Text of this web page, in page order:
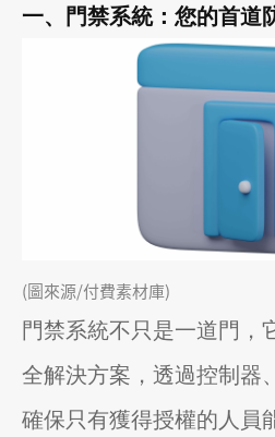
一、門禁系統：您的首道
(圖來源/付費素材庫)
門禁系統不只是一道門，
全解決方案，透過控制器
確保只有獲得授權的人員